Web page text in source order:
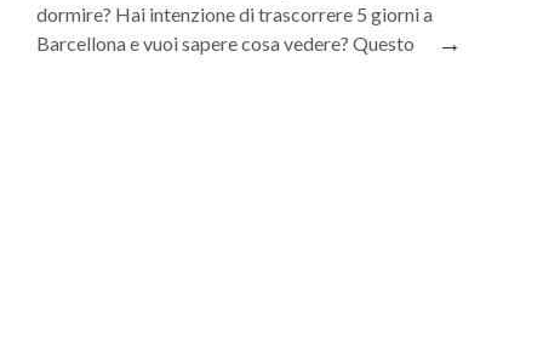
dormire? Hai intenzione di trascorrere 5 giorni a
Barcellona e vuoi sapere cosa vedere? Questo
→